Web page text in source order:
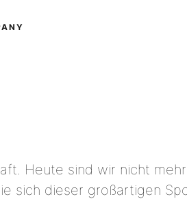
Heute sind wir nicht
sich dieser großartigen